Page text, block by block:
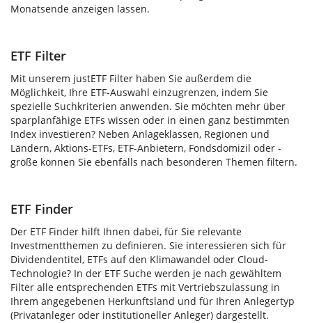
Monatsende anzeigen lassen.
ETF Filter
Mit unserem justETF Filter haben Sie außerdem die
Möglichkeit, Ihre ETF-Auswahl einzugrenzen, indem Sie
spezielle Suchkriterien anwenden. Sie möchten mehr über
sparplanfähige ETFs wissen oder in einen ganz bestimmten
Index investieren? Neben Anlageklassen, Regionen und
Ländern, Aktions-ETFs, ETF-Anbietern, Fondsdomizil oder -
größe können Sie ebenfalls nach besonderen Themen filtern.
ETF Finder
Der ETF Finder hilft Ihnen dabei, für Sie relevante
Investmentthemen zu definieren. Sie interessieren sich für
Dividendentitel, ETFs auf den Klimawandel oder Cloud-
Technologie? In der ETF Suche werden je nach gewähltem
Filter alle entsprechenden ETFs mit Vertriebszulassung in
Ihrem angegebenen Herkunftsland und für Ihren Anlegertyp
(Privatanleger oder institutioneller Anleger) dargestellt.